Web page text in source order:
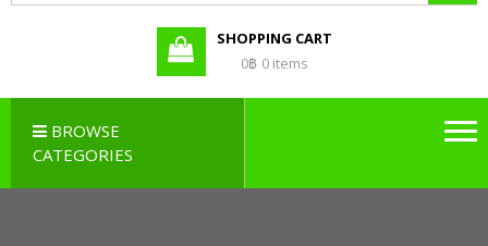
PABX LAO,
NETWORK
SHOPPING CART
0฿ 0 items
BROWSE
CATEGORIES